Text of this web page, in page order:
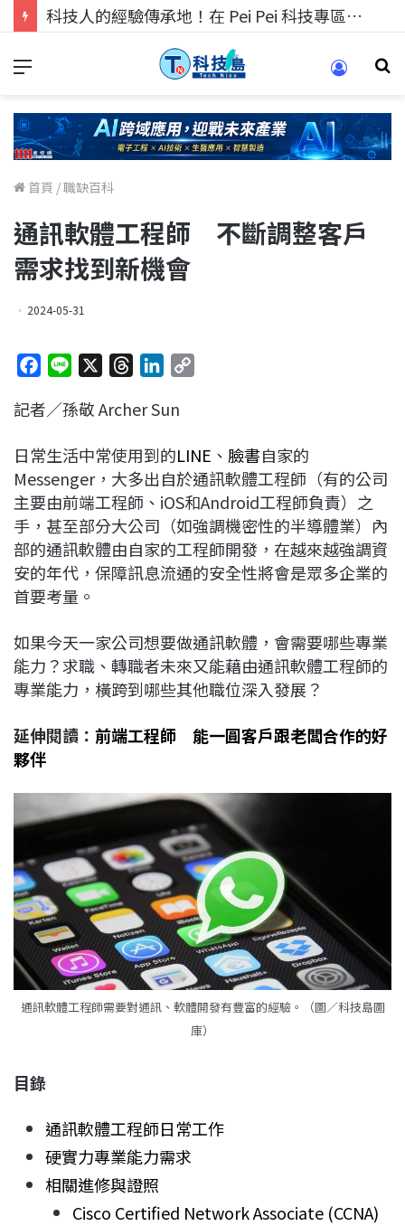
科技人的經驗傳承地！在 Pei Pei 科技專區，與學弟妹交流最硬核的技術
首頁 /職缺百科
通訊軟體工程師 不斷調整客戶
需求找到新機會
2024-05-31
c
b
o
o
k
n
r
a
d
s
n
e
d
I
n
L
i
n
k
記者／孫敬 Archer Sun
日常生活中常使用到的LINE 、 臉書自家的
Messenger，大多出自於通訊軟體工程師（有的公司
主要由前端工程師、iOS和Android工程師負責）之
手，甚至部分大公司（如強調機密性的半導體業）內
部的通訊軟體由自家的工程師開發，在越來越強調資
安的年代，保障訊息流通的安全性將會是眾多企業的
首要考量。
如果今天一家公司想要做通訊軟體，會需要哪些專業
能力？求職、轉職者未來又能藉由通訊軟體工程師的
專業能力，橫跨到哪些其他職位深入發展？
延伸閱讀： 前端工程師 能一圓客戶跟老闆合作的好
夥伴
通訊軟體工程師需要對通訊、軟體開發有豐富的經驗。（圖／科技島圖
庫）
目錄
通訊軟體工程師日常工作
硬實力專業能力需求
相關進修與證照
Cisco Certified Network Associate (CCNA)